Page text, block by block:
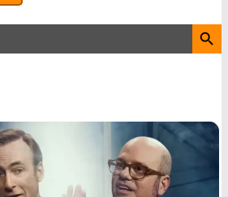
Search Button